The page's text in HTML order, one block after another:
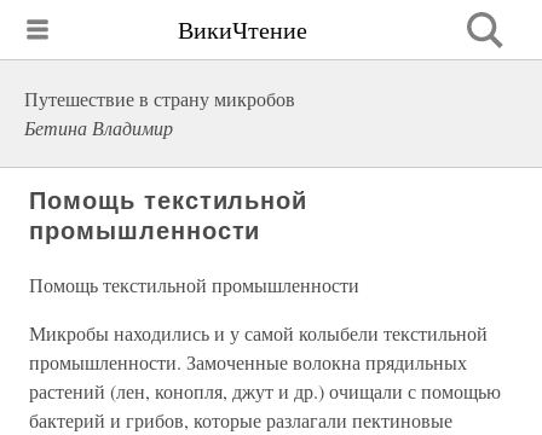
ВикиЧтение
Путешествие в страну микробов
Бетина Владимир
Помощь текстильной
промышленности
Помощь текстильной промышленности
Микробы находились и у самой колыбели текстильной
промышленности. Замоченные волокна прядильных
растений (лен, конопля, джут и др.) очищали с помощью
бактерий и грибов, которые разлагали пектиновые